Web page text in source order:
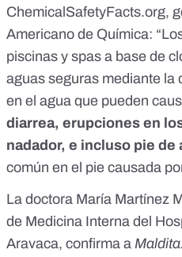
ChemicalSafetyFacts.org,
Americano de Química:
piscinas y spas a base de
aguas seguras mediante la
en el agua que pueden
diarrea, erupciones en
nadador, e incluso pie de
común en el pie causada
La doctora María Martínez
de Medicina Interna del
Aravaca, confirma a